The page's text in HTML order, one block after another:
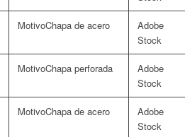
Chapa de acero
Adobe
Stock
Chapa perforada
Adobe
Stock
Chapa de acero
Adobe
Stock